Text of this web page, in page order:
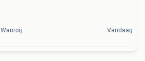
Wanroij Vandaag